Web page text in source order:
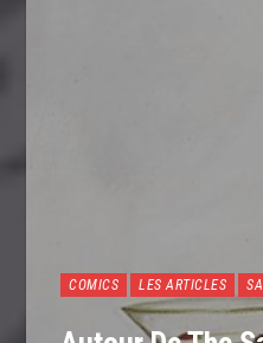
COMICS LES ARTICLES